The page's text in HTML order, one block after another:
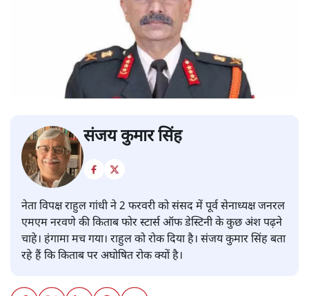
संजय कुमार सिंह
नेता विपक्ष राहुल गांधी ने 2 फरवरी को संसद में पूर्व सेनाध्यक्ष जनरल
एमएम नरवणे की किताब फोर स्टार्स ऑफ डेस्टिनी के कुछ अंश पढ़ने
चाहे। हंगामा मच गया। राहुल को रोक दिया है। संजय कुमार सिंह बता
रहे हैं कि किताब पर अघोषित रोक क्यों है।